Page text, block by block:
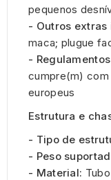
pequenos
- Outros extras
maca; plugue
-
cumpre(m) com
europeus
Estrutura e
- Tipo de
- Peso
- Material: